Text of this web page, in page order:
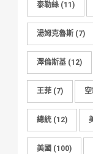
泰勒絲 (11)
湯姆克魯斯 (7)
澤倫斯基 (12)
王菲 (7)
總統 (12)
美國 (100)